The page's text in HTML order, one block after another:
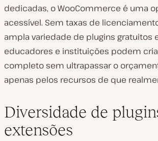
dedicadas, o WooCommerce é uma
acessível. Sem taxas de
ampla variedade de plugins gratuitos
educadores e instituições podem
completo sem ultrapassar o
apenas pelos recursos de que
Diversidade de
extensões